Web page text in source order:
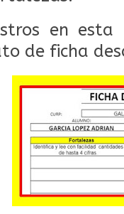
en
de ficha